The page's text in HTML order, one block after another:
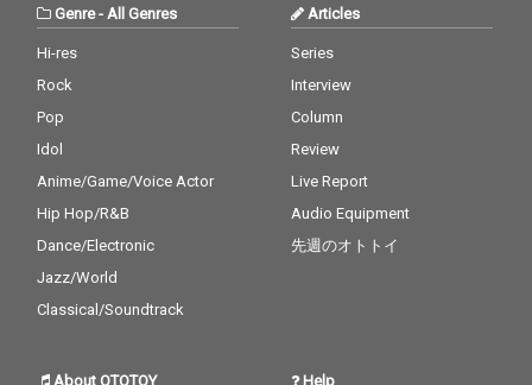
Genre- All Genres
Hi-res
Rock
Pop
Idol
Anime/Game/Voice Actor
Hip Hop/R&B
Dance/Electronic
Jazz/World
Classical/Soundtrack
Articles
Series
Interview
Column
Review
Live Report
Audio Equipment
先週のオトトイ
About OTOTOY Help